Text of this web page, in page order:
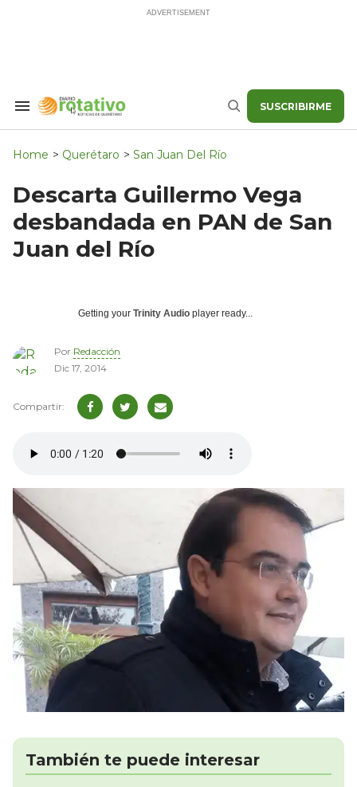
Search
Navigation
Buscar SUSCRIBIRME
Home > Querétaro > San Juan Del Río
Descarta Guillermo Vega
desbandada en PAN de San
Juan del Río
Getting your Trinity Audio player ready...
Por Redacción
Dic 17, 2014
También te puede interesar